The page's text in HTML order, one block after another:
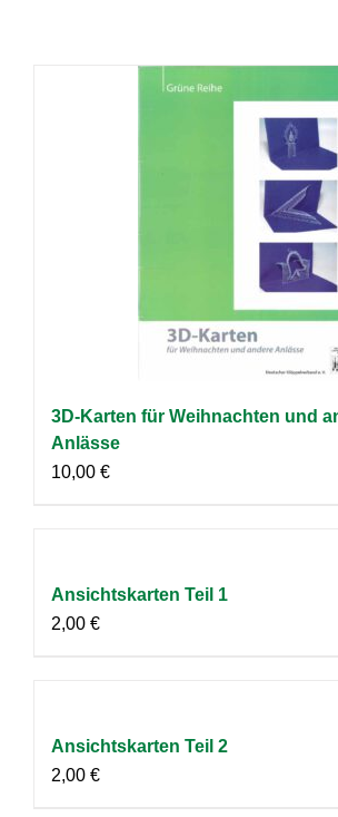
3D-Karten für Weihnachten und
Anlässe
10,00 €
Ansichtskarten Teil 1
2,00 €
Ansichtskarten Teil 2
2,00 €